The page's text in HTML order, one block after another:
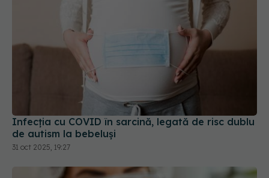
Infecția cu COVID în sarcină, legată de risc dublu
de autism la bebeluși
31 oct 2025, 19:27